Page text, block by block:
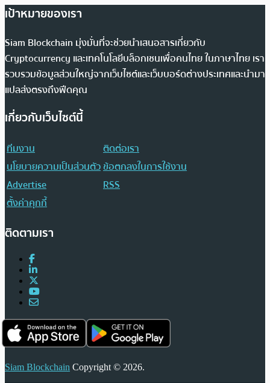
เป้าหมายของเรา
Siam Blockchain มุ่งมั่นที่จะช่วยนำเสนอสารเกี่ยวกับ
Cryptocurrency และเทคโนโลยีบล็อกเชนเพื่อคนไทย ในภาษาไทย เรา
รวบรวมข้อมูลส่วนใหญ่จากเว็บไซต์และเว็บบอร์ดต่างประเทศและนำมา
แปลส่งตรงถึงฟีดคุณ
เกี่ยวกับเว็บไซต์นี้
ทีมงาน
ติดต่อเรา
นโยบายความเป็นส่วนตัวข้อตกลงในการใช้งาน
Advertise
RSS
ตั้งค่าคุกกี้
ติดตามเรา
Siam Blockchain Copyright © 2026.